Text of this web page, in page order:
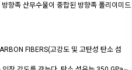
향족 산무수물이 중합된 방향족 폴리이미드
FIBERS(고강도 및 고탄성 탄소 섬